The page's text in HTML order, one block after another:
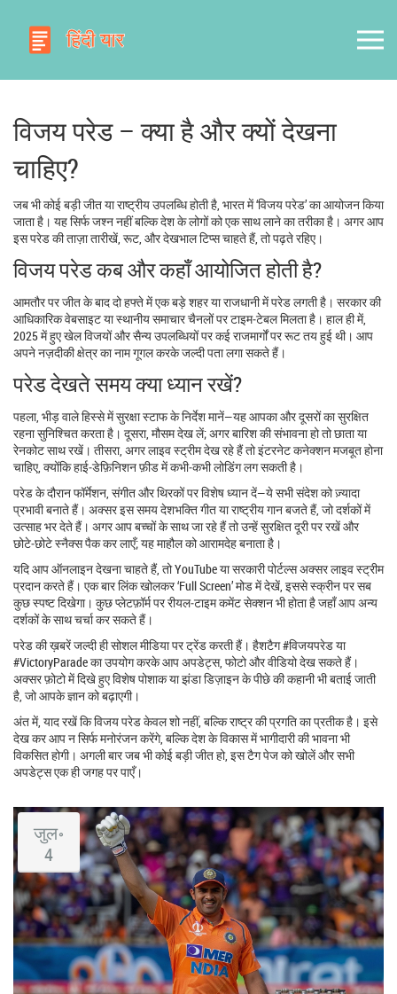
विजय परेड – क्या है और क्यों देखना
चाहिए?
जब भी कोई बड़ी जीत या राष्ट्रीय उपलब्धि होती है, भारत में ‘विजय परेड’ का आयोजन किया
जाता है। यह सिर्फ जश्न नहीं बल्कि देश के लोगों को एक साथ लाने का तरीका है। अगर आप
इस परेड की ताज़ा तारीखें, रूट, और देखभाल टिप्स चाहते हैं, तो पढ़ते रहिए।
विजय परेड कब और कहाँ आयोजित होती है?
आमतौर पर जीत के बाद दो हफ्ते में एक बड़े शहर या राजधानी में परेड लगती है। सरकार की
आधिकारिक वेबसाइट या स्थानीय समाचार चैनलों पर टाइम‑टेबल मिलता है। हाल ही में,
2025 में हुए खेल विजयों और सैन्य उपलब्धियों पर कई राजमार्गों पर रूट तय हुई थी। आप
अपने नज़दीकी क्षेत्र का नाम गूगल करके जल्दी पता लगा सकते हैं।
परेड देखते समय क्या ध्यान रखें?
पहला, भीड़ वाले हिस्से में सुरक्षा स्टाफ के निर्देश मानें—यह आपका और दूसरों का सुरक्षित
रहना सुनिश्चित करता है। दूसरा, मौसम देख लें; अगर बारिश की संभावना हो तो छाता या
रेनकोट साथ रखें। तीसरा, अगर लाइव स्ट्रीम देख रहे हैं तो इंटरनेट कनेक्शन मजबूत होना
चाहिए, क्योंकि हाई‑डेफ़िनिशन फ़ीड में कभी‑कभी लोडिंग लग सकती है।
परेड के दौरान फॉर्मेशन, संगीत और थिरकों पर विशेष ध्यान दें—ये सभी संदेश को ज़्यादा
प्रभावी बनाते हैं। अक्सर इस समय देशभक्ति गीत या राष्ट्रीय गान बजते हैं, जो दर्शकों में
उत्साह भर देते हैं। अगर आप बच्चों के साथ जा रहे हैं तो उन्हें सुरक्षित दूरी पर रखें और
छोटे‑छोटे स्नैक्स पैक कर लाएँ; यह माहौल को आरामदेह बनाता है।
यदि आप ऑनलाइन देखना चाहते हैं, तो YouTube या सरकारी पोर्टल्स अक्सर लाइव स्ट्रीम
प्रदान करते हैं। एक बार लिंक खोलकर ‘Full Screen’ मोड में देखें, इससे स्क्रीन पर सब
कुछ स्पष्ट दिखेगा। कुछ प्लेटफ़ॉर्म पर रीयल‑टाइम कमेंट सेक्शन भी होता है जहाँ आप अन्य
दर्शकों के साथ चर्चा कर सकते हैं।
परेड की ख़बरें जल्दी ही सोशल मीडिया पर ट्रेंड करती हैं। हैशटैग #विजयपरेड या
#VictoryParade का उपयोग करके आप अपडेट्स, फोटो और वीडियो देख सकते हैं।
अक्सर फ़ोटो में दिखे हुए विशेष पोशाक या झंडा डिज़ाइन के पीछे की कहानी भी बताई जाती
है, जो आपके ज्ञान को बढ़ाएगी।
अंत में, याद रखें कि विजय परेड केवल शो नहीं, बल्कि राष्ट्र की प्रगति का प्रतीक है। इसे
देख कर आप न सिर्फ मनोरंजन करेंगे, बल्कि देश के विकास में भागीदारी की भावना भी
विकसित होगी। अगली बार जब भी कोई बड़ी जीत हो, इस टैग पेज को खोलें और सभी
अपडेट्स एक ही जगह पर पाएँ।
जुल॰
4